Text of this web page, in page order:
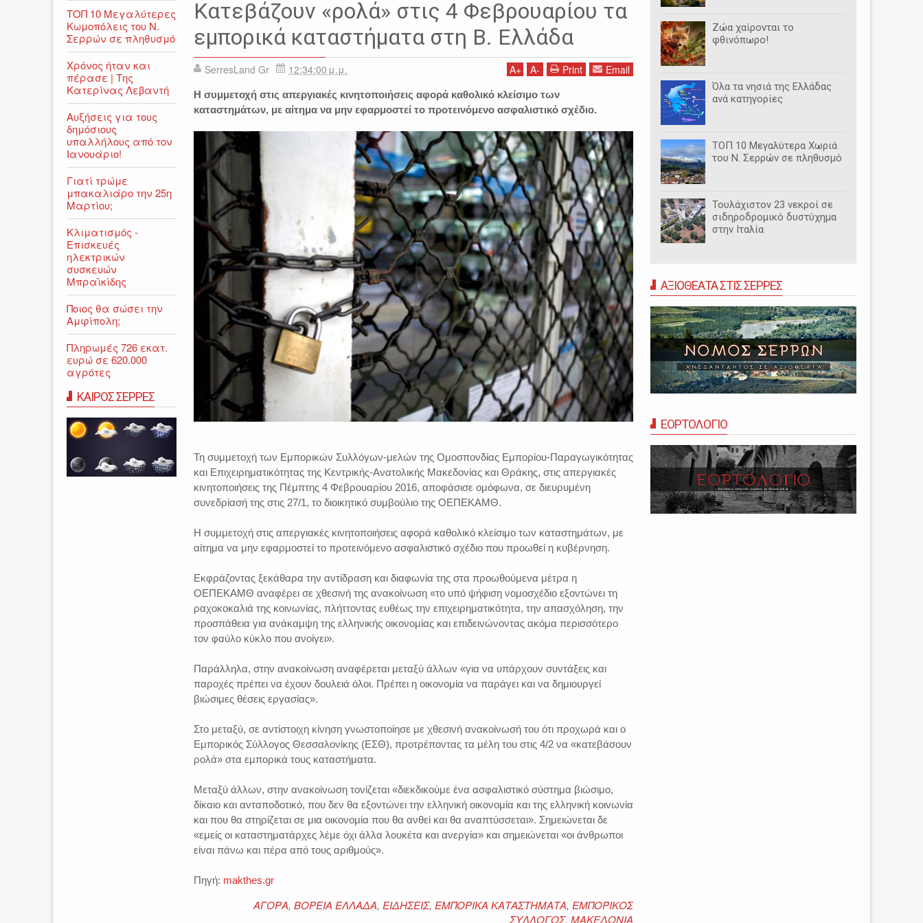
ΜΑΚΕΔΟΝΙΑ
Κατεβάζουν «ρολά» στις 4 Φεβρουαρίου τα
εμπορικά καταστήματα στη Β. Ελλάδα
SerresLand Gr 12:34:00 μ.μ. A+ A- Print Email
Η συμμετοχή στις απεργιακές κινητοποιήσεις αφορά καθολικό κλείσιμο των
καταστημάτων, με αίτημα να μην εφαρμοστεί το προτεινόμενο ασφαλιστικό σχέδιο.
Τη συμμετοχή των Εμπορικών Συλλόγων-μελών της Ομοσπονδίας Εμπορίου-Παραγωγικότητας
και Επιχειρηματικότητας της Κεντρικής-Ανατολικής Μακεδονίας και Θράκης, στις απεργιακές
κινητοποιήσεις της Πέμπτης 4 Φεβρουαρίου 2016, αποφάσισε ομόφωνα, σε διευρυμένη
συνεδρίασή της στις 27/1, το διοικητικό συμβούλιο της ΟΕΠΕΚΑΜΘ.
Η συμμετοχή στις απεργιακές κινητοποιήσεις αφορά καθολικό κλείσιμο των καταστημάτων, με
αίτημα να μην εφαρμοστεί το προτεινόμενο ασφαλιστικό σχέδιο που προωθεί η κυβέρνηση.
Εκφράζοντας ξεκάθαρα την αντίδραση και διαφωνία της στα προωθούμενα μέτρα η
ΟΕΠΕΚΑΜΘ αναφέρει σε χθεσινή της ανακοίνωση «το υπό ψήφιση νομοσχέδιο εξοντώνει τη
ραχοκοκαλιά της κοινωνίας, πλήττοντας ευθέως την επιχειρηματικότητα, την απασχόληση, την
προσπάθεια για ανάκαμψη της ελληνικής οικονομίας και επιδεινώνοντας ακόμα περισσότερο
τον φαύλο κύκλο που ανοίγει».
Παράλληλα, στην ανακοίνωση αναφέρεται μεταξύ άλλων «για να υπάρχουν συντάξεις και
παροχές πρέπει να έχουν δουλειά όλοι. Πρέπει η οικονομία να παράγει και να δημιουργεί
βιώσιμες θέσεις εργασίας».
Στο μεταξύ, σε αντίστοιχη κίνηση γνωστοποίησε με χθεσινή ανακοίνωσή του ότι προχωρά και ο
Εμπορικός Σύλλογος Θεσσαλονίκης (ΕΣΘ), προτρέποντας τα μέλη του στις 4/2 να «κατεβάσουν
ρολά» στα εμπορικά τους καταστήματα.
Μεταξύ άλλων, στην ανακοίνωση τονίζεται «διεκδικούμε ένα ασφαλιστικό σύστημα βιώσιμο,
δίκαιο και ανταποδοτικό, που δεν θα εξοντώνει την ελληνική οικονομία και της ελληνική κοινωνία
και που θα στηρίζεται σε μια οικονομία που θα ανθεί και θα αναπτύσσεται». Σημειώνεται δε
«εμείς οι καταστηματάρχες λέμε όχι άλλα λουκέτα και ανεργία» και σημειώνεται «οι άνθρωποι
είναι πάνω και πέρα από τους αριθμούς».
Πηγή: makthes.gr
ΑΓΟΡΑ, ΒΟΡΕΙΑ ΕΛΛΑΔΑ, ΕΙΔΗΣΕΙΣ, ΕΜΠΟΡΙΚΑ ΚΑΤΑΣΤΗΜΑΤΑ, ΕΜΠΟΡΙΚΟΣ
ΣΥΛΛΟΓΟΣ, ΜΑΚΕΔΟΝΙΑ
Ζώα χαίρονται το
φθινόπωρο!
Όλα τα νησιά της Ελλάδας
ανά κατηγορίες
ΤΟΠ 10 Μεγαλύτερα Χωριά
του Ν. Σερρών σε πληθυσμό
Τουλάχιστον 23 νεκροί σε
σιδηροδρομικό δυστύχημα
στην Ιταλία
ΑΞΙΟΘΕΑΤΑ ΣΤΙΣ ΣΕΡΡΕΣ
ΕΟΡΤΟΛΟΓΙΟ
ΤΟΠ 10 Μεγαλύτερες
Κωμοπόλεις του Ν.
Σερρών σε πληθυσμό
Χρόνος ήταν και
πέρασε | Της
Κατερίνας Λεβαντή
Αυξήσεις για τους
δημόσιους
υπαλλήλους από τον
Ιανουάριο!
Γιατί τρώμε
μπακαλιάρο την 25η
Μαρτίου;
Κλιματισμός -
Επισκευές
ηλεκτρικών
συσκευών
Μπραϊκίδης
Ποιος θα σώσει την
Αμφίπολη;
Πληρωμές 726 εκατ.
ευρώ σε 620.000
αγρότες
ΚΑΙΡΟΣ ΣΕΡΡΕΣ